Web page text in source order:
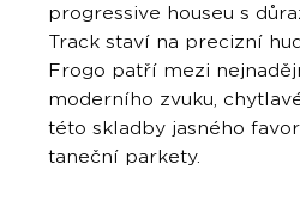
progressive houseu s
Track staví na precizní
Frogo patří mezi
moderního zvuku,
této skladby jasného
taneční parkety.